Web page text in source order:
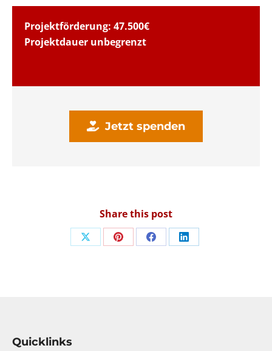
Projektförderung: 47.500€
Projektdauer unbegrenzt
Jetzt spenden
Share this post
Share Share Share Share
Quicklinks